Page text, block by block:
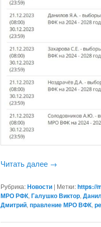
Читать далее →
Рубрика:Новости | Метки:https://
МРО РФК,Галушко Виктор,
Дмитрий,правление МРО ВФК,